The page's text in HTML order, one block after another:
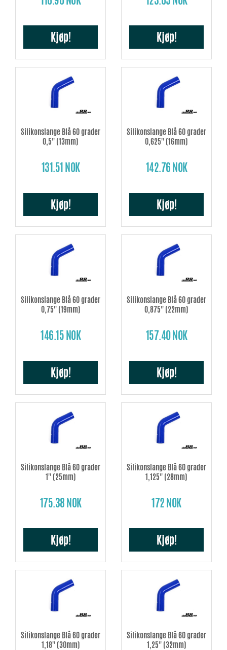
Kjøp! Kjøp!
Silikonslange Blå 60 grader
0,5'' (13mm)
131.51 NOK
Kjøp!
Silikonslange Blå 60 grader
0,625'' (16mm)
142.76 NOK
Kjøp!
Silikonslange Blå 60 grader
0,75'' (19mm)
146.15 NOK
Kjøp!
Silikonslange Blå 60 grader
0,875'' (22mm)
157.40 NOK
Kjøp!
Silikonslange Blå 60 grader
1'' (25mm)
175.38 NOK
Kjøp!
Silikonslange Blå 60 grader
1,125'' (28mm)
172 NOK
Kjøp!
Silikonslange Blå 60 grader
1,18'' (30mm)
Silikonslange Blå 60 grader
1,25'' (32mm)